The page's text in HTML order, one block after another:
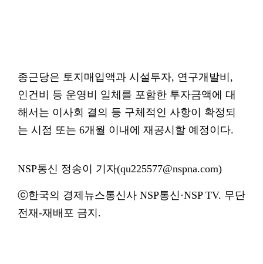
종근당은 토지매입액과 시설투자, 연구개발비,
인건비 등 운영비 일체를 포함한 투자금액에 대
해서는 이사회 결의 등 구체적인 사항이 확정되
는 시점 또는 6개월 이내에 재공시할 예정이다.
NSP통신 정송이 기자(qu225577@nspna.com)
ⓒ한국의 경제뉴스통신사 NSP통신·NSP TV. 무단
전재-재배포 금지.